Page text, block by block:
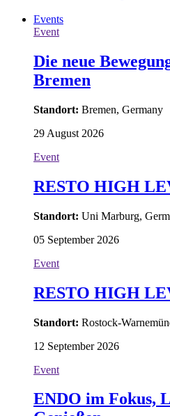
Events
Event
Die neue
Bremen
Standort: Bremen, Germany
29 August 2026
Event
RESTO HIGH
Standort: Uni Marburg,
05 September 2026
Event
RESTO HIGH
Standort: Rostock-
12 September 2026
Event
ENDO im Fokus,